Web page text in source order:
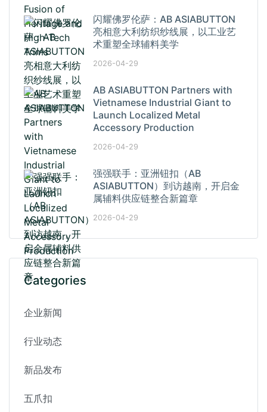
闪耀佛罗伦萨：AB ASIABUTTON
亮相意大利纺织纱线展，以工业艺
术重塑全球辅料美学
2026-04-29
AB ASIABUTTON Partners with
Vietnamese Industrial Giant to
Launch Localized Metal
Accessory Production
2026-04-29
强强联手：亚洲钮扣（AB
ASIABUTTON）到访越南，开启金
属辅料供应链整合新篇章
2026-04-29
Categories
企业新闻
行业动态
新品发布
五爪扣